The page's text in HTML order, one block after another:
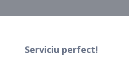
Serviciu perfect!